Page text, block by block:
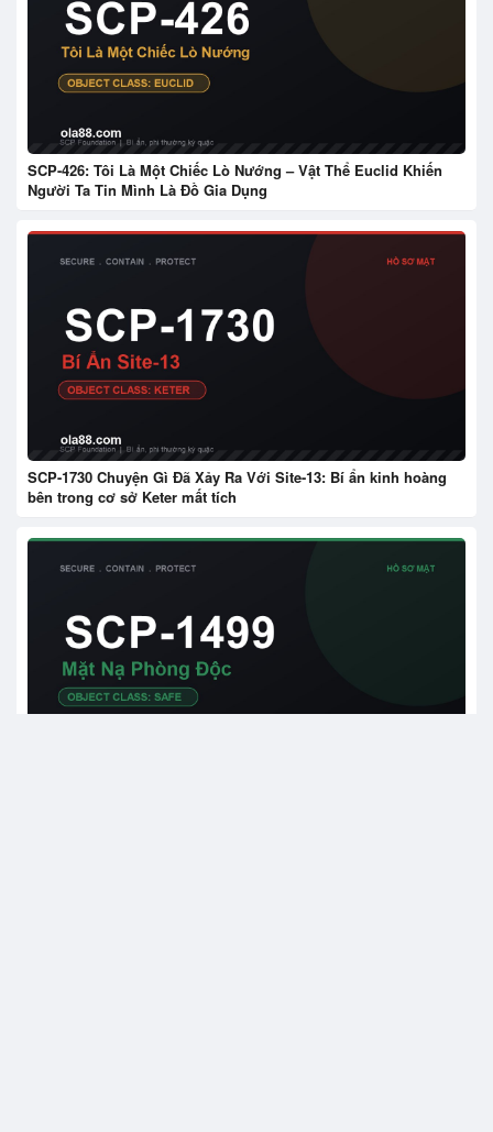
SCP-231 Những Nhân Sự Đặc Biệt: Bảy Cô Gái, Quy Trình 110-
SCP-426: Tôi Là Một Chiếc Lò Nướng – Vật Thể Euclid Khiến
SCP-1730 Chuyện Gì Đã Xảy Ra Với Site-13: Bí ẩn kinh hoàng